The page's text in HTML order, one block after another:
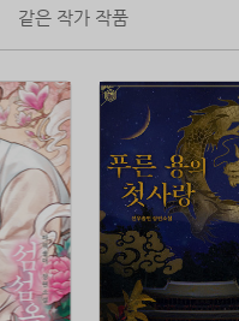
같은 작가 작품